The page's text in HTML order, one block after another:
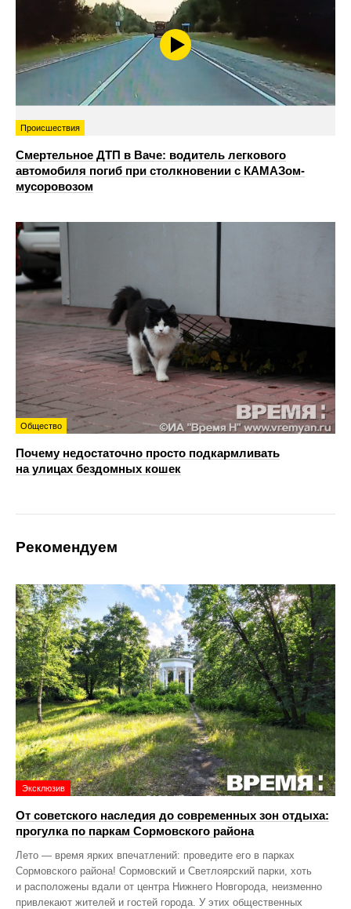
Происшествия
Смертельное ДТП в Ваче: водитель легкового
автомобиля погиб при столкновении с КАМАЗом-
мусоровозом
Общество
Почему недостаточно просто подкармливать
на улицах бездомных кошек
Рекомендуем
Эксклюзив
От советского наследия до современных зон отдыха:
прогулка по паркам Сормовского района
Лето — время ярких впечатлений: проведите его в парках
Сормовского района! Сормовский и Светлоярский парки, хоть
и расположены вдали от центра Нижнего Новгорода, неизменно
привлекают жителей и гостей города. У этих общественных